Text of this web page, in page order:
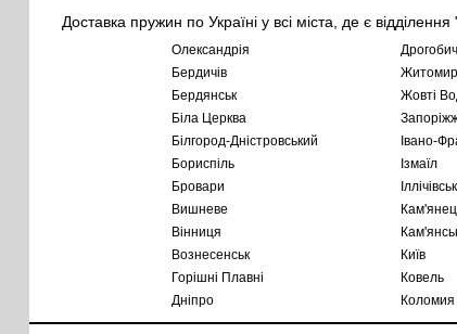
Доставка пружин по Україні у всі міста, де є
Олександрія
Бердичів
Бердянськ
Біла Церква
Білгород-Дністровський
Бориспіль
Бровари
Вишневе
Вінниця
Вознесенськ
Горішні Плавні
Дніпро
Дрогобич
Житомир
Жовті
Івано-
Ізмаїл
Іллічівськ
Київ
Ковель
Коломия